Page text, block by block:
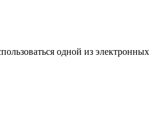
одной из электронных